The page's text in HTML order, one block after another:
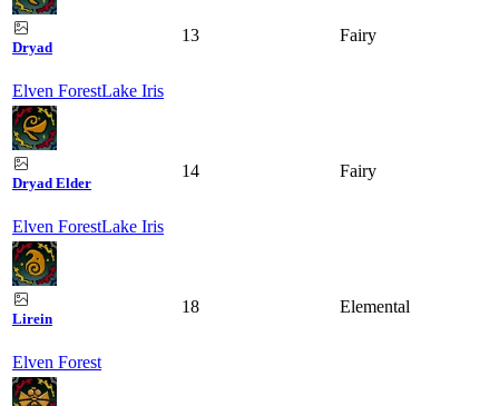
Dryad
Elven ForestLake Iris
13 Fairy
Dryad Elder
Elven ForestLake Iris
14 Fairy
Lirein
Elven Forest
18 Elemental